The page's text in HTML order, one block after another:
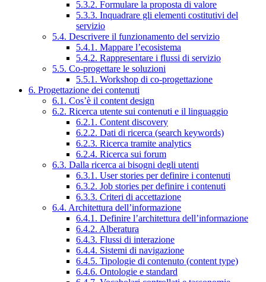
5.3.2. Formulare la proposta di valore
5.3.3. Inquadrare gli elementi costitutivi del
servizio
5.4. Descrivere il funzionamento del servizio
5.4.1. Mappare l’ecosistema
5.4.2. Rappresentare i flussi di servizio
5.5. Co-progettare le soluzioni
5.5.1. Workshop di co-progettazione
6. Progettazione dei contenuti
6.1. Cos’è il content design
6.2. Ricerca utente sui contenuti e il linguaggio
6.2.1. Content discovery
6.2.2. Dati di ricerca (search keywords)
6.2.3. Ricerca tramite analytics
6.2.4. Ricerca sui forum
6.3. Dalla ricerca ai bisogni degli utenti
6.3.1. User stories per definire i contenuti
6.3.2. Job stories per definire i contenuti
6.3.3. Criteri di accettazione
6.4. Architettura dell’informazione
6.4.1. Definire l’architettura dell’informazione
6.4.2. Alberatura
6.4.3. Flussi di interazione
6.4.4. Sistemi di navigazione
6.4.5. Tipologie di contenuto (content type)
6.4.6. Ontologie e standard